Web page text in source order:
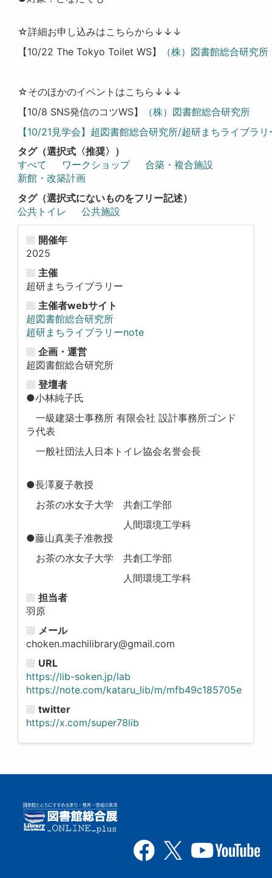
☆詳細お申し込みはこちらから↓↓↓
【10/22 The Tokyo Toilet WS】 （株）図書館総合研究所
☆そのほかのイベントはこちら↓↓↓
【10/8 SNS発信のコツWS】
（株）図書館総合研究所
【10/21 見学会】超図書館総合研究所/超研まちライブラ
タグ（選択式〈推奨〉）
すべて
ワークショップ
合築・複合施設
新館・改築計画
タグ（選択式にないものをフリー記述）
公共トイレ
公共施設
開催年
2025
主催
超研まちライブラリー
主催者webサイト
超図書館総合研究所
超研まちライブラリーnote
企画・運営
超図書館総合研究所
登壇者
●小林純子氏
一級建築士事務所 有限会社 設計事務所ゴンド
ラ代表
一般社団法人日本トイレ協会名誉会長
●長澤夏子教授
お茶の水女子大学 共創工学部
人間環境工学科
●藤山真美子准教授
お茶の水女子大学 共創工学部
人間環境工学科
担当者
羽原
メール
choken.machilibrary@gmail.com
URL
https://lib-soken.jp/lab
https://note.com/kataru_lib/m/mfb49c185705e
twitter
https://x.com/super78lib